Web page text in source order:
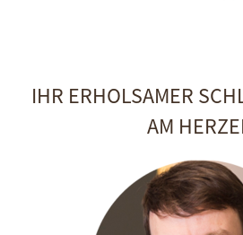
IHR ERHOLSAMER
AM